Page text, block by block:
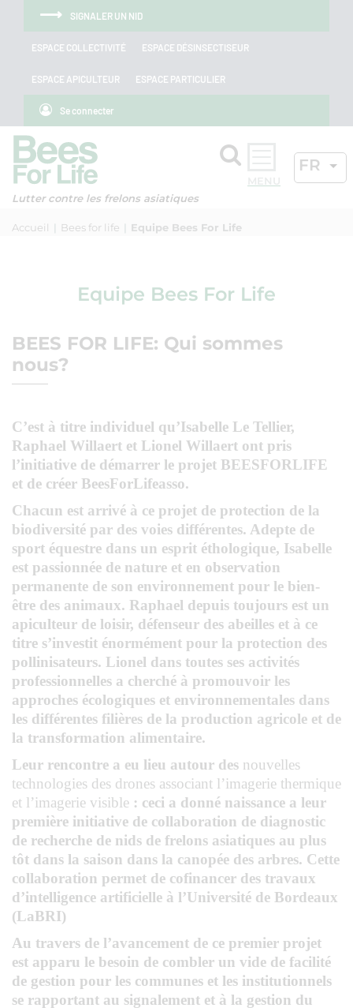
Panneau de gestion des cookies
Aller au menu
Aller au contenu
Aller à la recherche
SIGNALER UN NID
ESPACE COLLECTIVITÉ ESPACE DÉSINSECTISEUR
ESPACE APICULTEUR ESPACE PARTICULIER
Se connecter
Lutter contre les frelons asiatiques
Rechercher
FR
Accueil Bees for life Equipe Bees For Life
Equipe Bees For Life
BEES FOR LIFE: Qui sommes
nous?
C’est à titre individuel qu’Isabelle Le Tellier,
Raphael Willaert et Lionel Willaert ont pris
l’initiative de démarrer le projet BEESFORLIFE
et de créer BeesForLifeasso.
Chacun est arrivé à ce projet de protection de la
biodiversité par des voies différentes. Adepte de
sport équestre dans un esprit éthologique, Isabelle
est passionnée de nature et en observation
permanente de son environnement pour le bien-
être des animaux. Raphael depuis toujours est un
apiculteur de loisir, défenseur des abeilles et à ce
titre s’investit énormément pour la protection des
pollinisateurs. Lionel dans toutes ses activités
professionnelles a cherché à promouvoir les
approches écologiques et environnementales dans
les différentes filières de la production agricole et de
la transformation alimentaire.
Leur rencontre a eu lieu autour des nouvelles
technologies des drones associant l’imagerie thermique
et l’imagerie visible : ceci a donné naissance a leur
première initiative de collaboration de diagnostic
de recherche de nids de frelons asiatiques au plus
tôt dans la saison dans la canopée des arbres. Cette
collaboration permet de cofinancer des travaux
d’intelligence artificielle à l’Université de Bordeaux
(LaBRI)
Au travers de l’avancement de ce premier projet
est apparu le besoin de combler un vide de facilité
de gestion pour les communes et les institutionnels
se rapportant au signalement et à la gestion du